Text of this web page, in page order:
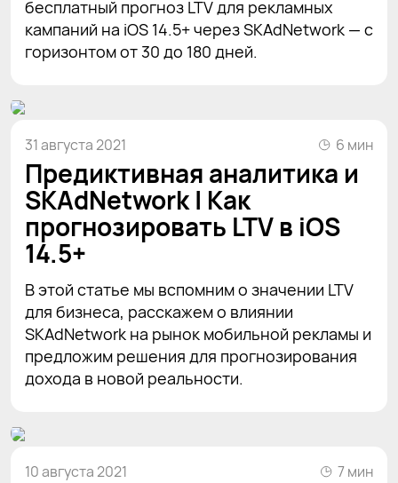
бесплатный прогноз LTV для рекламных
кампаний на iOS 14.5+ через SKAdNetwork — с
горизонтом от 30 до 180 дней.
31 августа 2021 6 мин
Предиктивная аналитика и
SKAdNetwork | Как
прогнозировать LTV в iOS
14.5+
В этой статье мы вспомним о значении LTV
для бизнеса, расскажем о влиянии
SKAdNetwork на рынок мобильной рекламы и
предложим решения для прогнозирования
дохода в новой реальности.
10 августа 2021 7 мин